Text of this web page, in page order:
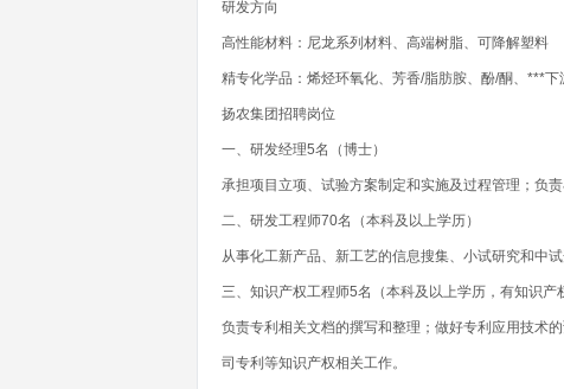
研发方向
高性能材料：尼龙系列材料、高端树脂、可降解塑料
精专化学品：烯烃环氧化、芳香/脂肪胺、酚/酮、***下
扬农集团招聘岗位
一、研发经理5名（博士）
承担项目立项、试验方案制定和实施及过程管理；负
二、研发工程师70名（本科及以上学历）
从事化工新产品、新工艺的信息搜集、小试研究和中试
三、知识产权工程师5名（本科及以上学历，有知识产
负责专利相关文档的撰写和整理；做好专利应用技术
司专利等知识产权相关工作。